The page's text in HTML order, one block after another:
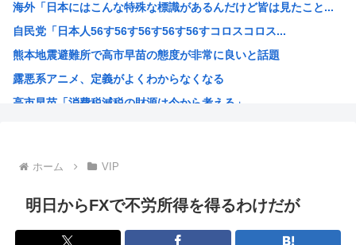
【画像あり】女子、整形に成功「この形の鼻が全女子の理想だ...
【衝撃】兵庫県斎藤知事、海外事業所を全て廃止へ「公務員が...
【悲報】上司さんからタコ殴りにされて被害届出したんやけど...
【驚愕】いまだに続いていると聞いてビビる漫画「ながされて...
海外「日本にはこんな特殊な標識があるんだけど皆は見たこと...
自民党「日本人56す56す56す56す56すコロスコロス...
熊本地震避難所で高市早苗の態度が非常に良いと話題
露悪系アニメ、定義がよくわからなくなる
高市早苗「消費税減税の財源は今から考える」
中国大使館に侵入した自衛官（24）、動機を告白「中国の強...
海外「ディズニーがゴミのようだ！」日本がアニメ化した米人...
ホーム VIP
明日からFXで不労所得を得るわけだが